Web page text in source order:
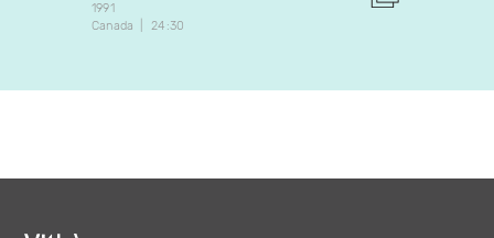
1991
Canada
24:30